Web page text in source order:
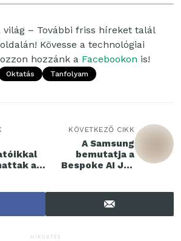
világ – További friss híreket talál
Kövesse a technológiai
hozzánk a Facebookon is!
Oktatás Tanfolyam
a
KÖVETKEZŐ CIKK
A Samsung
bemutatja a
Bespoke AI Jet
HIRDETÉS